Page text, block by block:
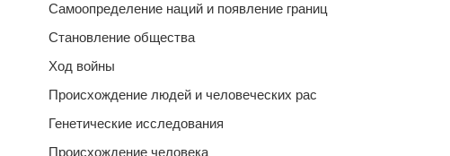
Самоопределение наций и появление границ
Становление общества
Ход войны
Происхождение людей и человеческих рас
Генетические исследования
Происхождение человека